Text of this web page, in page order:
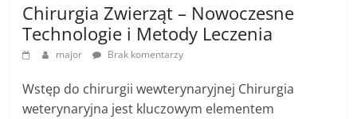
Chirurgia Zwierząt – Nowoczesne
Technologie i Metody Leczenia
major Brak komentarzy
Wstęp do chirurgii wewterynaryjnej Chirurgia
weterynaryjna jest kluczowym elementem